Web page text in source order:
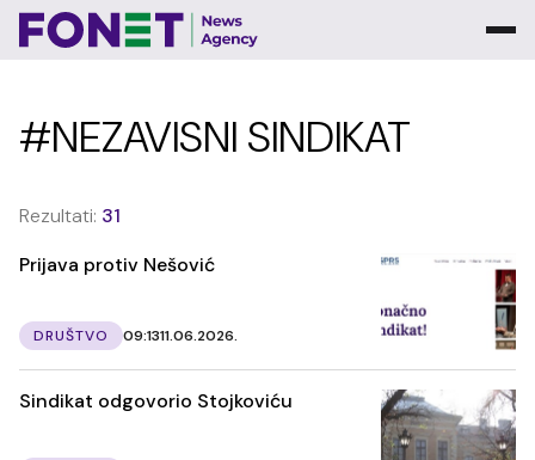
#NEZAVISNI SINDIKAT
Rezultati: 31
Prijava protiv Nešović
DRUŠTVO 09:1311.06.2026.
Sindikat odgovorio Stojkoviću